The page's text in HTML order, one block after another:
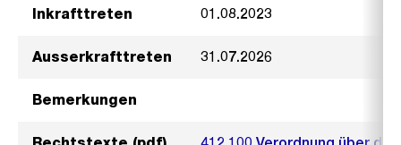
Inkrafttreten 01.08.2023
Ausserkrafttreten 31.07.2026
Bemerkungen